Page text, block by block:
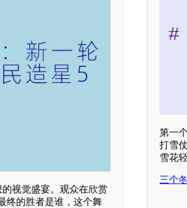
视觉盛宴。观众在欣赏
终的胜者是谁，这个舞
第一
打雪
雪花
三个